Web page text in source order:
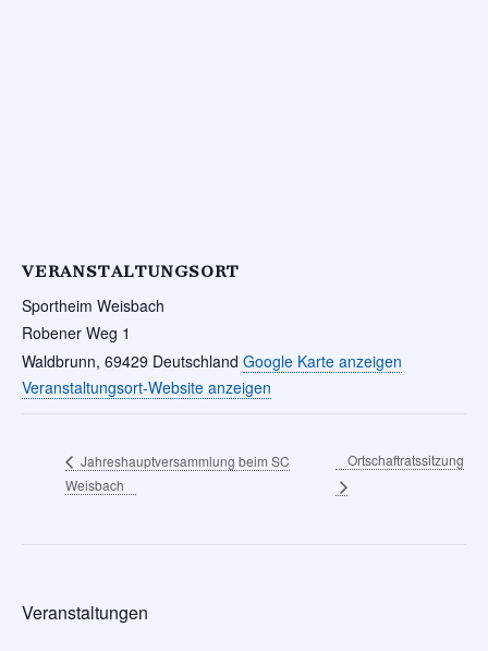
VERANSTALTUNGSORT
Sportheim Weisbach
Robener Weg 1
Waldbrunn, 69429 Deutschland Google Karte anzeigen
Veranstaltungsort-Website anzeigen
Jahreshauptversammlung beim SC
Weisbach
Ortschaftratssitzung
Veranstaltungen